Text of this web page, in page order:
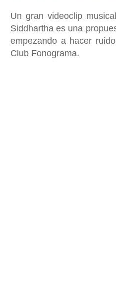
Un gran videoclip
Siddhartha es una
empezando a hacer
Club Fonograma.